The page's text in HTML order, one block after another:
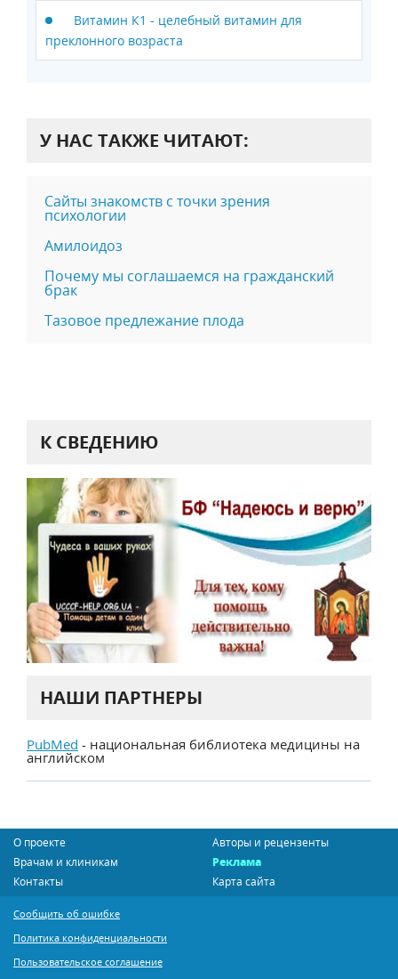
Витамин К1 - целебный витамин для
преклонного возраста
У НАС ТАКЖЕ ЧИТАЮТ:
Сайты знакомств с точки зрения
психологии
Амилоидоз
Почему мы соглашаемся на гражданский
брак
Тазовое предлежание плода
К СВЕДЕНИЮ
НАШИ ПАРТНЕРЫ
PubMed - национальная библиотека медицины на
английском
О проекте
Авторы и рецензенты
Врачам и клиникам
Реклама
Контакты
Карта сайта
Сообщить об ошибке
Политика конфиденциальности
Пользовательское соглашение